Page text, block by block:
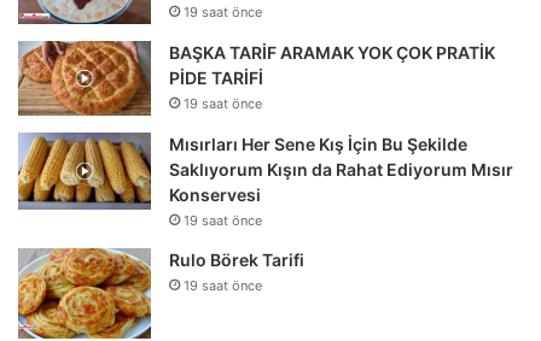
19 saat önce
BAŞKA TARİF ARAMAK YOK ÇOK PRATİK
PİDE TARİFİ
19 saat önce
Mısırları Her Sene Kış İçin Bu Şekilde
Saklıyorum Kışın da Rahat Ediyorum Mısır
Konservesi
19 saat önce
Rulo Börek Tarifi
19 saat önce